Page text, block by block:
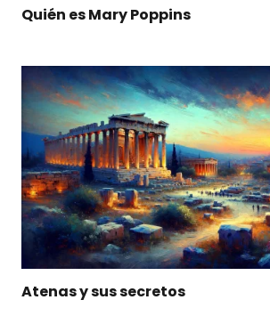
Quién es Mary Poppins
Atenas y sus secretos